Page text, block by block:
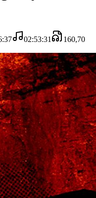
02:53:31
160,70